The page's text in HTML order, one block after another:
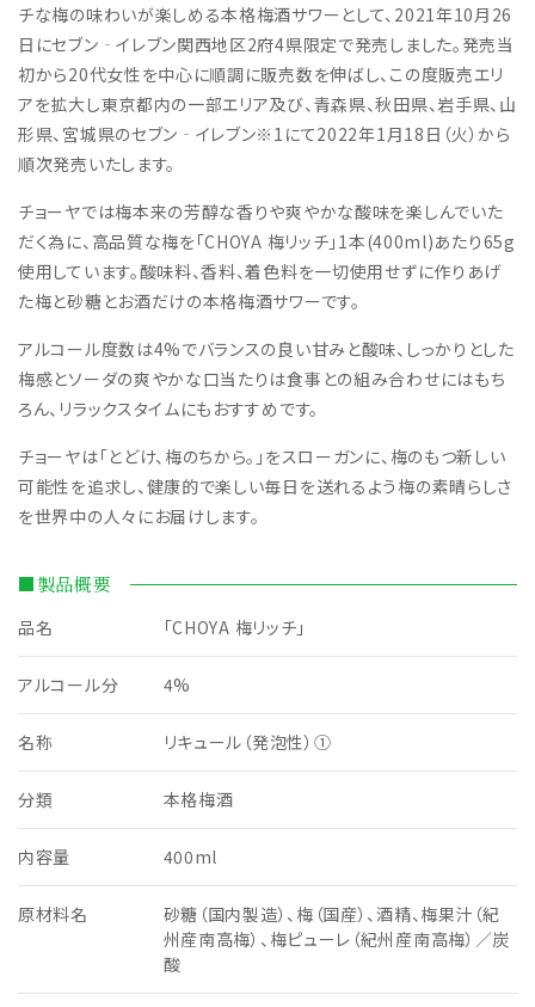
チな梅の味わいが楽しめる本格梅酒サワーとして、2021年10月26
日にセブン‐イレブン関西地区2府4県限定で発売しました。発売当
初から20代女性を中心に順調に販売数を伸ばし、この度販売エリ
アを拡大し東京都内の一部エリア及び、青森県、秋田県、岩手県、山
形県、宮城県のセブン‐イレブン※1にて2022年1月18日（火）から
順次発売いたします。
チョーヤでは梅本来の芳醇な香りや爽やかな酸味を楽しんでいた
だく為に、高品質な梅を「CHOYA 梅リッチ」1本(400ml)あたり65g
使用しています。酸味料、香料、着色料を一切使用せずに作りあげ
た梅と砂糖とお酒だけの本格梅酒サワーです。
アルコール度数は4%でバランスの良い甘みと酸味、しっかりとした
梅感とソーダの爽やかな口当たりは食事との組み合わせにはもち
ろん、リラックスタイムにもおすすめです。
チョーヤは「とどけ、梅のちから。」をスローガンに、梅のもつ新しい
可能性を追求し、健康的で楽しい毎日を送れるよう梅の素晴らしさ
を世界中の人々にお届けします。
■製品概要
品名 「CHOYA 梅リッチ」
アルコール分 4%
名称 リキュール（発泡性）①
分類 本格梅酒
内容量 400ml
原材料名
砂糖（国内製造）、梅（国産）、酒精、梅果汁（紀
州産南高梅）、梅ピューレ（紀州産南高梅）／炭
酸